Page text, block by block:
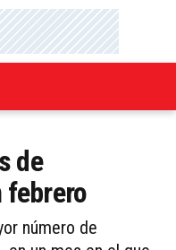
de
febrero
número de